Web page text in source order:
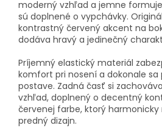
moderný vzhľad a jemne
sú doplnené o vypchávky.
kontrastný červený akcent na
dodáva hravý a jedinečný
Príjemný elastický materiál
komfort pri nosení a dokonale sa
postave. Zadná časť si
vzhľad, doplnený o decentný
červenej farbe, ktorý harmonicky
predný dizajn.